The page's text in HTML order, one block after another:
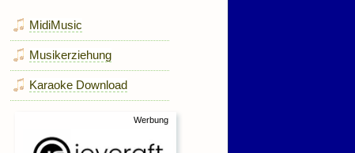
MidiMusic
Musikerziehung
Karaoke Download